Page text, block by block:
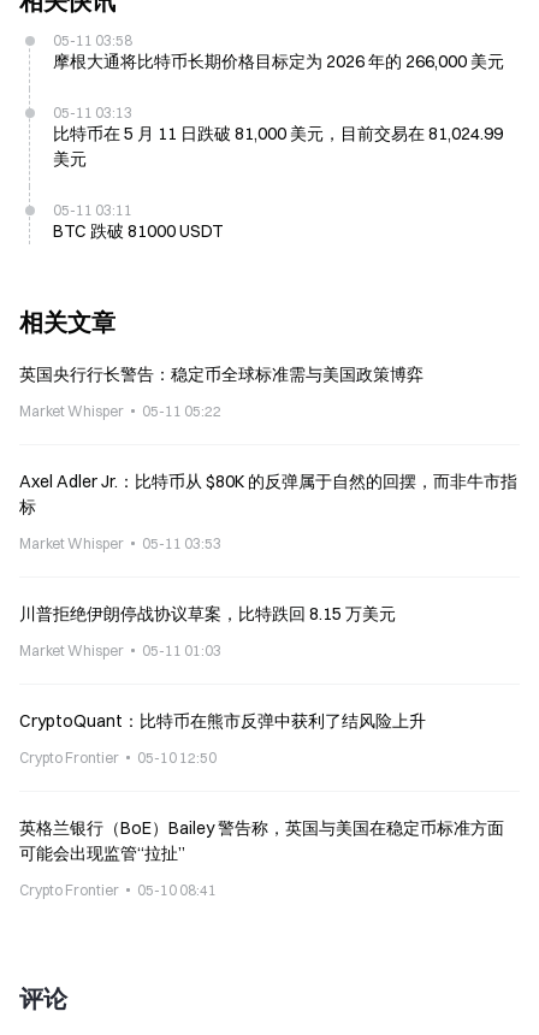
05-11 03:58
摩根大通将比特币长期价格目标定为 2026 年的 266,000 美元
05-11 03:13
比特币在 5 月 11 日跌破 81,000 美元，目前交易在 81,024.99
美元
05-11 03:11
BTC 跌破 81000 USDT
相关文章
英国央行行长警告：稳定币全球标准需与美国政策博弈
Market Whisper 05-11 05:22
Axel Adler Jr.：比特币从 $80K 的反弹属于自然的回摆，而非牛市指
标
Market Whisper 05-11 03:53
川普拒绝伊朗停战协议草案，比特跌回 8.15 万美元
Market Whisper 05-11 01:03
CryptoQuant：比特币在熊市反弹中获利了结风险上升
Crypto Frontier 05-10 12:50
英格兰银行（BoE）Bailey 警告称，英国与美国在稳定币标准方面
可能会出现监管“拉扯”
Crypto Frontier 05-10 08:41
评论